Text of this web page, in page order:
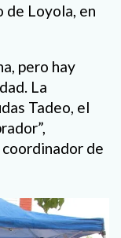
de Loyola, en
pero hay
La
Tadeo, el
de